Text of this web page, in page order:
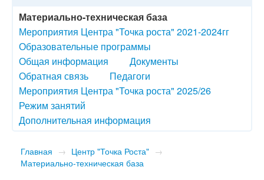
Материально-техническая база
Мероприятия Центра "Точка роста" 2021-2024гг
Образовательные программы
Общая информация
Документы
Обратная связь
Педагоги
Мероприятия Центра "Точка роста" 2025/26
Режим занятий
Дополнительная информация
Главная → Центр "Точка Роста" →
Материально-техническая база